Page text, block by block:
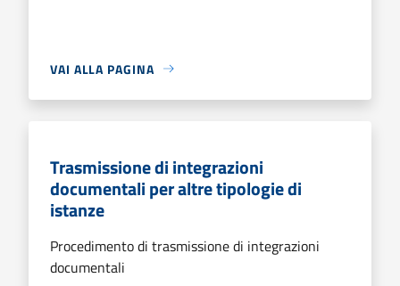
VAI ALLA PAGINA
Trasmissione di integrazioni
documentali per altre tipologie di
istanze
Procedimento di trasmissione di integrazioni
documentali